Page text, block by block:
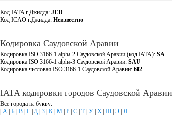
Код IATA г.Джидда: JED
Код ICAO г.Джидда: Неизвестно
Кодировка Саудовской Аравии
Кодировка ISO 3166-1 alpha-2 Саудовской Аравии (код IATA): SA
Кодировка ISO 3166-1 alpha-3 Саудовской Аравии: SAU
Кодировка числовая ISO 3166-1 Саудовской Аравии: 682
IATA кодировки городов Саудовской Аравии
Все города на букву:
А Б В Г Д З К М Р С Т| У Х Ш Э Я